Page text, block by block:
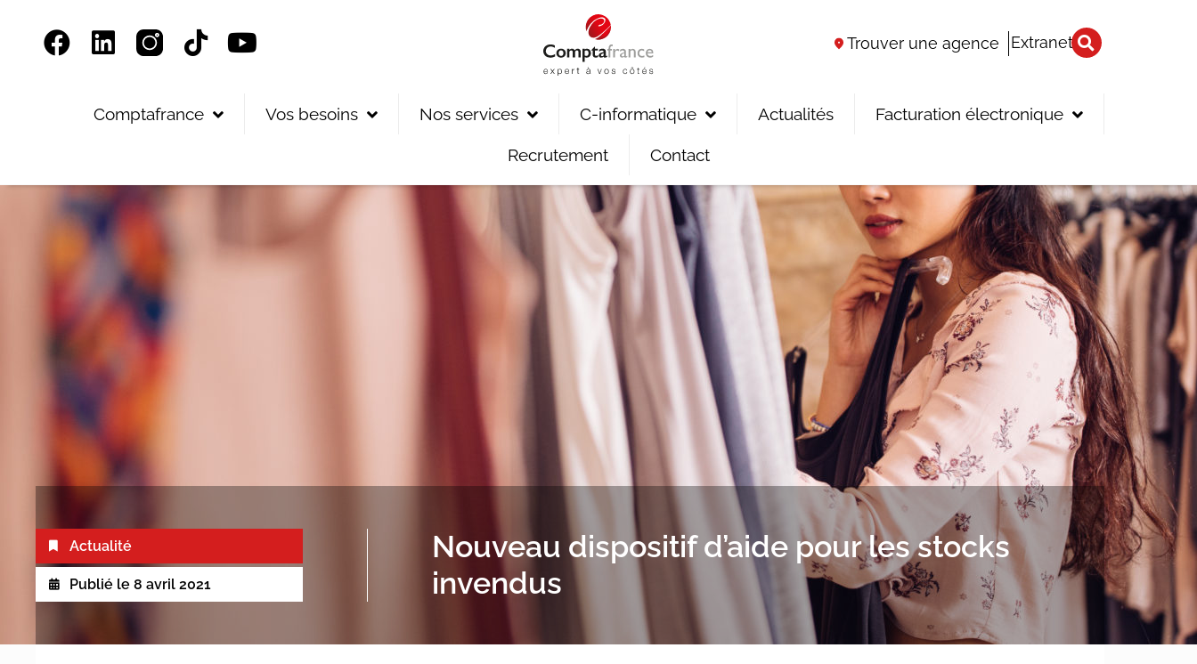
Trouver une agence Extranet
Comptafrance Vos besoins Nos services C-informatique Actualités Facturation électronique
Recrutement Contact
Actualité
Publié le 8 avril 2021
Nouveau dispositif d’aide pour les stocks
invendus